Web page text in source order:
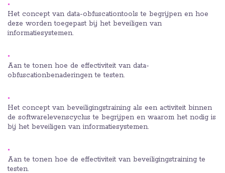
Het concept van data-obfuscationtools te begrijpen en hoe
deze worden toegepast bij het beveiligen van
informatiesystemen.
Aan te tonen hoe de effectiviteit van data-
obfuscationbenaderingen te testen.
Het concept van beveiligingstraining als een activiteit binnen
de softwarelevenscyclus te begrijpen en waarom het nodig is
bij het beveiligen van informatiesystemen.
Aan te tonen hoe de effectiviteit van beveiligingstraining te
testen.